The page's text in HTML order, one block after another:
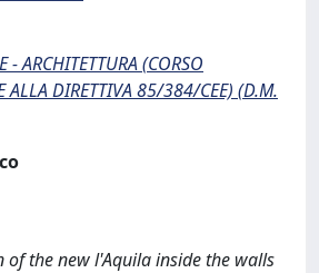
- ARCHITETTURA (CORSO
ALLA DIRETTIVA 85/384/CEE) (D.M.
of the new l'Aquila inside the walls